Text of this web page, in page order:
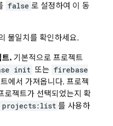
false 로 설정하여 이 동
불일치를 확인하세요.
트. 기본적으로 프로젝트
init 또는 firebase
에서 가져옵니다. 프로젝
로젝트가 선택되었는지 확
projects:list 를 사용하